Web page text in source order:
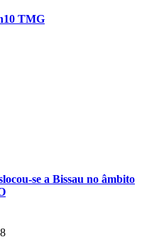
TMG
se a Bissau no âmbito